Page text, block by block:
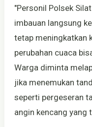
"Personil Polsek
imbauan langsung
tetap meningkatkan
perubahan cuaca
Warga diminta
jika menemukan
seperti pergeseran
angin kencang yang